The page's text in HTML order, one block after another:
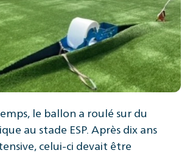
le ballon a roulé sur du
au stade ESP. Après dix ans
celui-ci devait être